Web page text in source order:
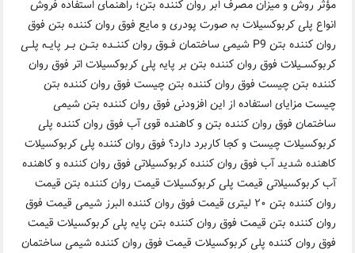
مؤثر روش و میزان مصرف ابر روان کننده بتن؛ راهنمای استفاده فروش
انواع پلی کربوکسیلات به صورت پودری و مایع فوق روان کننده بتن فوق
روان کننده بتن P9 شیمی ساختمان فــوق روان کننــده بتــن بــر پایــه پلــی
کربوکســیلات فوق روان کننده بتن بر پایه پلی کربوکسیلات اتر فوق روان‌
کننده بتن چیست فوق روان کننده بتن چیست فوق روان کننده بتن
چیست مزایای استفاده از این افزودنی فوق روان کننده بتن شیمی
ساختمان فوق روان کننده بتن و کاهنده قوی آب فوق روان کننده پلی
کربوکسیلات چیست و کجا کاربرد دارد؟ فوق روان کننده پلی کربوکسیلات
کاهنده شدید آب فوق روان کننده کربوکسیلاتی فوق روان کننده و کاهنده
آب کربوکسیلاتی قیمت پلی کربوکسیلات قیمت روان کننده بتن قیمت
روان کننده بتن ۲۰ لیتری قیمت فوق روان کننده البرز شیمی قیمت فوق
روان کننده بتن قیمت فوق روان کننده بتن پایه پلی کربوکسیلات قیمت
فوق روان کننده پلی کربوکسیلات قیمت فوق روان کننده شیمی ساختمان